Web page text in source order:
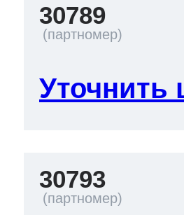
30789
Уточнить
30793